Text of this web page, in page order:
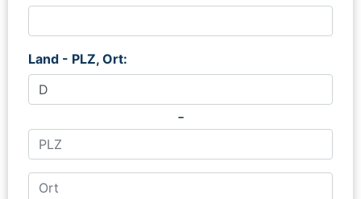
Land - PLZ, Ort:
-